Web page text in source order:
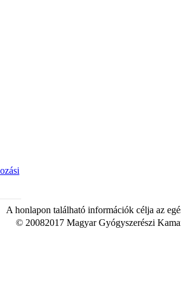
A honlapon található információk célja az
© 20082017 Magyar Gyógyszerészi